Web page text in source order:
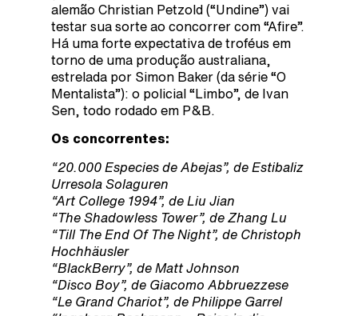
alemão Christian Petzold (“Undine”) vai
testar sua sorte ao concorrer com “Afire”.
Há uma forte expectativa de troféus em
torno de uma produção australiana,
estrelada por Simon Baker (da série “O
Mentalista”): o policial “Limbo”, de Ivan
Sen, todo rodado em P&B.
Os concorrentes:
“20.000 Especies de Abejas”, de Estibaliz
Urresola Solaguren
“Art College 1994”, de Liu Jian
“The Shadowless Tower”, de Zhang Lu
“Till The End Of The Night”, de Christoph
Hochhäusler
“BlackBerry”, de Matt Johnson
“Disco Boy”, de Giacomo Abbruezzese
“Le Grand Chariot”, de Philippe Garrel